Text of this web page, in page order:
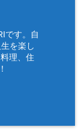
です。自
を楽し
理、住